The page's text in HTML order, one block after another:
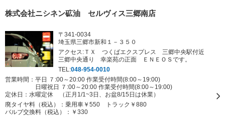
株式会社ニシネン砿油 セルヴィス三郷南店
〒341-0034
埼玉県三郷市新和１－３５０
アクセス:ＴＸ つくばエクスプレス 三郷中央駅付近
三郷中央通り 幸楽苑の正面 ＥＮＥＯＳです。
TEL:048-954-0010
営業時間：平日 ７:00～20:00 作業受付時間(8:00～19:00)
日曜祝日 ７:00～20:00 作業受付時間(8:00～19:00)
定休日： 水曜定休 （正月1/1~3日、お盆8/15日は休業）
廃タイヤ料（税込）： 乗用車￥550 トラック￥880
バルブ交換料（税込）： ￥330